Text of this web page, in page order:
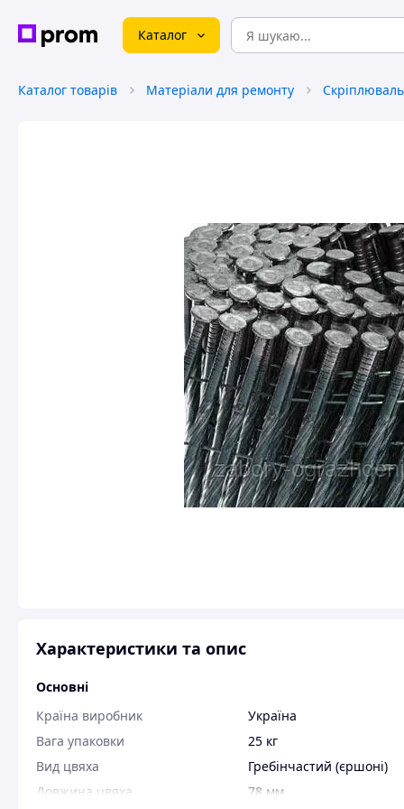
Каталог
Каталог товарів Матеріали для ремонту
Характеристики та опис
Основні
Країна виробник
Україна
Вага упаковки
25 кг
Вид цвяха
Гребінчастий (єршоні)
Довжина цвяха
78 мм